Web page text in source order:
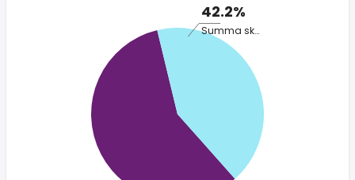
42.2%
Summa skatt